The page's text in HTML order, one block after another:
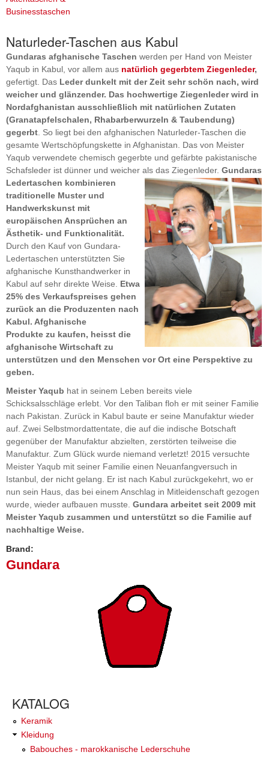
Businesstaschen
Naturleder-Taschen aus Kabul
Gundaras afghanische Taschen werden per Hand von Meister
Yaqub in Kabul, vor allem aus natürlich gegerbtem Ziegenleder,
gefertigt. Das Leder dunkelt mit der Zeit sehr schön nach, wird
weicher und glänzender. Das hochwertige Ziegenleder wird in
Nordafghanistan ausschließlich mit natürlichen Zutaten
(Granatapfelschalen, Rhabarberwurzeln & Taubendung)
gegerbt . So liegt bei den afghanischen Naturleder-Taschen die
gesamte Wertschöpfungskette in Afghanistan. Das von Meister
Yaqub verwendete chemisch gegerbte und gefärbte pakistanische
Schafsleder ist dünner und weicher als das Ziegenleder. Gundaras
Ledertaschen kombinieren
traditionelle Muster und
Handwerkskunst mit
europäischen Ansprüchen an
Ästhetik- und Funktionalität.
Durch den Kauf von Gundara-
Ledertaschen unterstützten Sie
afghanische Kunsthandwerker in
Kabul auf sehr direkte Weise.
Etwa
25% des Verkaufspreises gehen
zurück an die Produzenten nach
Kabul. Afghanische
Produkte zu kaufen, heisst die
afghanische Wirtschaft zu
unterstützen und den Menschen vor Ort eine Perspektive zu
geben.
Meister Yaqub hat in seinem Leben bereits viele
Schicksalsschläge erlebt. Vor den Taliban floh er mit seiner Familie
nach Pakistan. Zurück in Kabul baute er seine Manufaktur wieder
auf. Zwei Selbstmordattentate, die auf die indische Botschaft
gegenüber der Manufaktur abzielten, zerstörten teilweise die
Manufaktur. Zum Glück wurde niemand verletzt! 2015 versuchte
Meister Yaqub mit seiner Familie einen Neuanfangversuch in
Istanbul, der nicht gelang. Er ist nach Kabul zurückgekehrt, wo er
nun sein Haus, das bei einem Anschlag in Mitleidenschaft gezogen
wurde, wieder aufbauen musste. Gundara arbeitet seit 2009 mit
Meister Yaqub zusammen und unterstützt so die Familie auf
nachhaltige Weise.
Brand:
Gundara
KATALOG
Keramik
Kleidung
Babouches - marokkanische Lederschuhe